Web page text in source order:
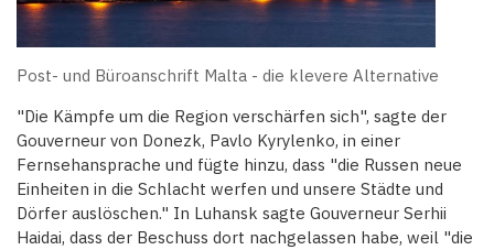
Post- und Büroanschrift Malta - die klevere Alternative
"Die Kämpfe um die Region verschärfen sich", sagte der
Gouverneur von Donezk, Pavlo Kyrylenko, in einer
Fernsehansprache und fügte hinzu, dass "die Russen neue
Einheiten in die Schlacht werfen und unsere Städte und
Dörfer auslöschen." In Luhansk sagte Gouverneur Serhii
Haidai, dass der Beschuss dort nachgelassen habe, weil "die